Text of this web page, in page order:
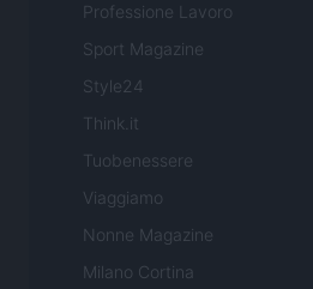
Professione Lavoro
Sport Magazine
Style24
Think.it
Tuobenessere
Viaggiamo
Nonne Magazine
Milano Cortina